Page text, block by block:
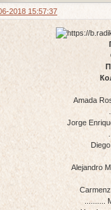
2018 15:57:37
Amada
Jorge
Alejandro
..........